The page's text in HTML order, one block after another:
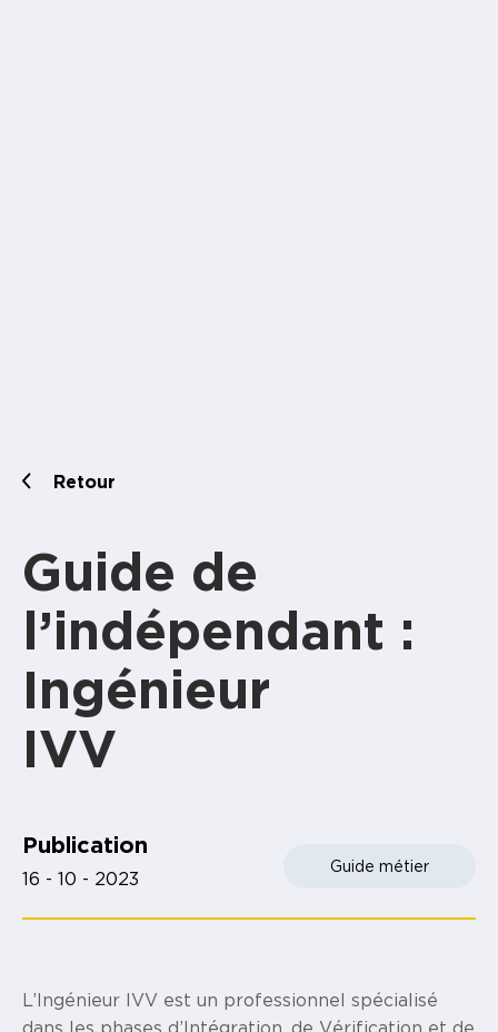
Retour
Guide de
l’indépendant :
Ingénieur
IVV
Publication
16 - 10 - 2023
Guide métier
L’Ingénieur IVV est un professionnel spécialisé
dans les phases d’Intégration, de Vérification et de